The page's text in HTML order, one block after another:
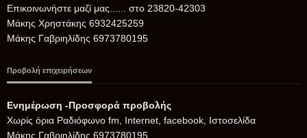
Επικοινωνήστε μαζί μας...... στο 23820-42303
Μάκης Χρηστάκης 6932425259
Μάκης Γαβριηλίδης 6973780195
Προβολή επιχειρήσεων
Ενημέρωση -Προσφορά προβολής
Xωρίς όρια Ραδιόφωνο fm, Internet, facebook, Ιστοσελίδα
Μάκης Γαβριηλίδης 6973780195